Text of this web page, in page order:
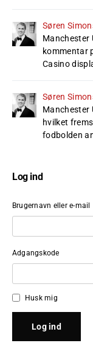
Søren
Manchester
kommentar
Casino
Søren
Manchester
hvilket
fodbolden
Log ind
Brugernavn eller e-mail
Adgangskode
Husk mig